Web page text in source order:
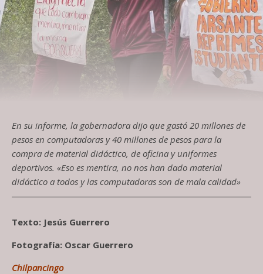
En su informe, la gobernadora dijo que gastó 20 millones de
pesos en computadoras y 40 millones de pesos para la
compra de material didáctico, de oficina y uniformes
deportivos. «Eso es mentira, no nos han dado material
didáctico a todos y las computadoras son de mala calidad»
Texto: Jesús Guerrero
Fotografía: Oscar Guerrero
Chilpancingo